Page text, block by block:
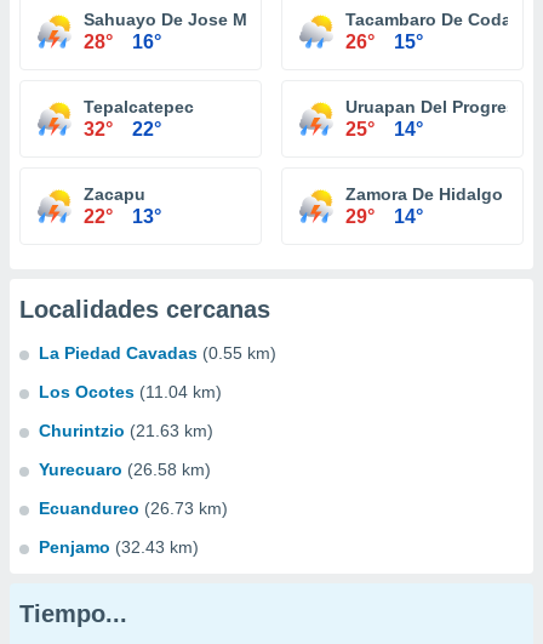
Sahuayo De Jose Maria Morelos
28° 16°
Tacambaro De Codallos
26° 15°
Tepalcatepec
32° 22°
Uruapan Del Progreso
25° 14°
Zacapu
22° 13°
Zamora De Hidalgo
29° 14°
Localidades cercanas
La Piedad Cavadas (0.55 km)
Los Ocotes (11.04 km)
Churintzio (21.63 km)
Yurecuaro (26.58 km)
Ecuandureo (26.73 km)
Penjamo (32.43 km)
Tiempo...